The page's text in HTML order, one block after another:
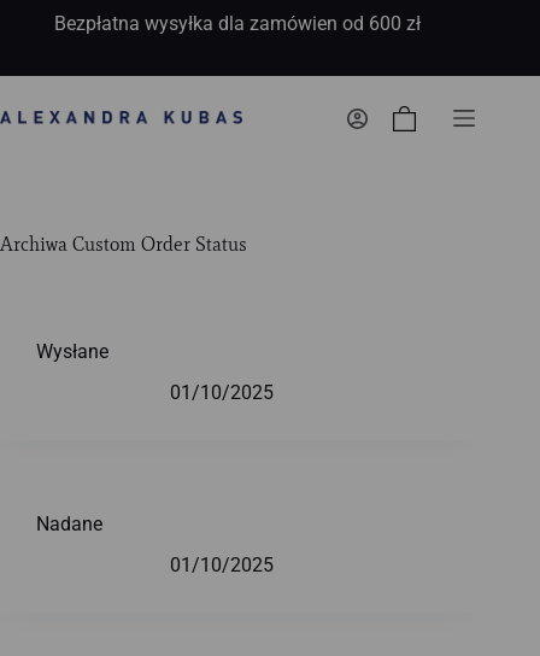
Bezpłatna wysyłka dla zamówien od 600 zł
Koszyk
Archiwa Custom Order Status
Wysłane
01/10/2025
Nadane
01/10/2025